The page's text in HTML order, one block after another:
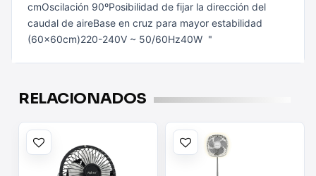
cmOscilación 90ºPosibilidad de fijar la dirección del
caudal de aireBase en cruz para mayor estabilidad
(60x60cm)220-240V ~ 50/60Hz40W "
RELACIONADOS